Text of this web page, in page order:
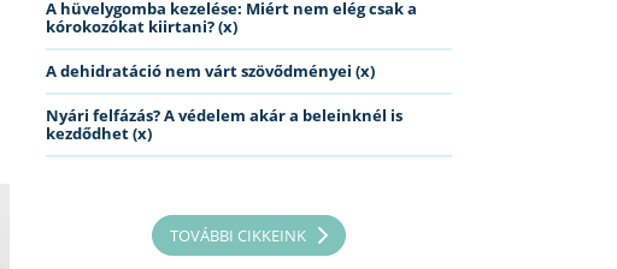
A hüvelygomba kezelése: Miért nem elég csak a
kórokozókat kiirtani? (x)
A dehidratáció nem várt szövődményei (x)
Nyári felfázás? A védelem akár a beleinknél is
kezdődhet (x)
TOVÁBBI CIKKEINK